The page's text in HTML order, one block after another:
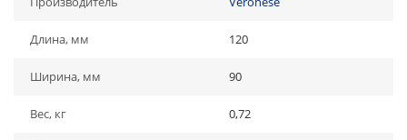
Длина, мм 120
Ширина, мм 90
Вес, кг 0,72